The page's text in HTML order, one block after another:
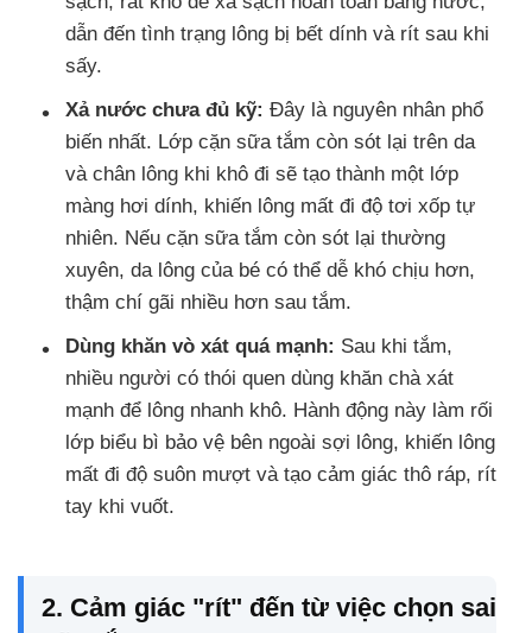
dẫn đến tình trạng lông bị bết dính và rít sau khi
sấy.
Xả nước chưa đủ kỹ: Đây là nguyên nhân phổ
biến nhất. Lớp cặn sữa tắm còn sót lại trên da
và chân lông khi khô đi sẽ tạo thành một lớp
màng hơi dính, khiến lông mất đi độ tơi xốp tự
nhiên. Nếu cặn sữa tắm còn sót lại thường
xuyên, da lông của bé có thể dễ khó chịu hơn,
thậm chí gãi nhiều hơn sau tắm.
Dùng khăn vò xát quá mạnh: Sau khi tắm,
nhiều người có thói quen dùng khăn chà xát
mạnh để lông nhanh khô. Hành động này làm rối
lớp biểu bì bảo vệ bên ngoài sợi lông, khiến lông
mất đi độ suôn mượt và tạo cảm giác thô ráp, rít
tay khi vuốt.
2. Cảm giác "rít" đến từ việc chọn sai